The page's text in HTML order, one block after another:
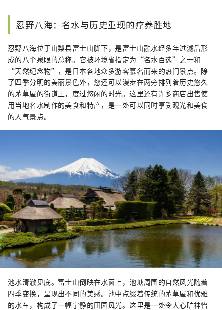
忍野八海：名水与历史重现的疗养胜地
忍野八海位于山梨县富士山脚下，是富士山融水经多年过滤后形
成的八个泉眼的总称。它被环境省指定为“名水百选”之一和
“天然纪念物”，是日本各地众多游客慕名而来的热门景点。除
了四季分明的美丽景色外，您还可以漫步在两旁排列着历史悠久
的茅草屋的街道上，度过悠闲的时光。这里还有许多商店出售使
用当地名水制作的美食和特产，是一处可以同时享受观光和美食
的人气景点。
池水清澈见底。富士山倒映在水面上，池塘周围的自然风光随着
四季变换，呈现出不同的美感。池中点缀着传统的茅草屋和优雅
的水车，构成了一幅宁静的田园风光。这里是一处令人心旷神怡